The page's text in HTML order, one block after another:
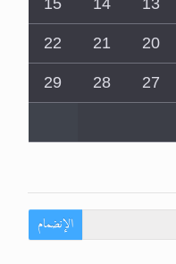
13
14
15
20
21
22
27
28
29
الإنضمام